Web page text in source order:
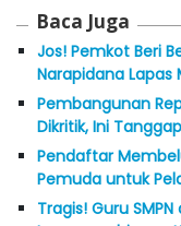
Baca Juga
Jos! Pemkot Beri
Narapidana Lapas
Pembangunan
Dikritik, Ini
Pendaftar
Pemuda untuk
Tragis! Guru